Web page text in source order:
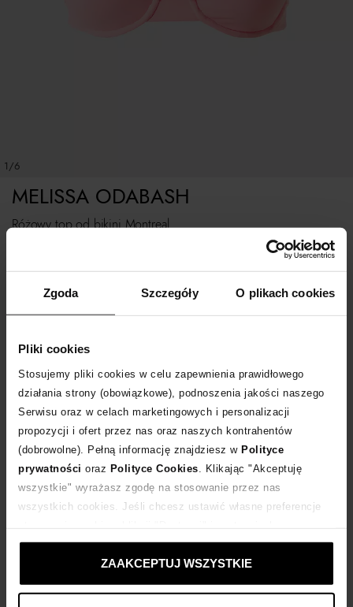
Zgoda Szczegóły O plikach cookies
Pliki cookies
Stosujemy pliki cookies w celu zapewnienia prawidłowego
działania strony (obowiązkowe), podnoszenia jakości naszego
Serwisu oraz w celach marketingowych i personalizacji
propozycji i ofert przez nas oraz naszych kontrahentów
(dobrowolne). Pełną informację znajdziesz w Polityce
prywatności oraz Polityce Cookies . Klikając "Akceptuję
wszystkie" wyrażasz zgodę na stosowanie przez nas
wszystkich cookies. Jeśli chcesz ustawić własne preferencje
ustawienia prywatności.
ZAAKCEPTUJ WSZYSTKIE
1/6
Różowy top od bikini Montreal
MELISSA ODABASH
Rozmiarówka standardowa.
Tabela rozmiarów
POWIADOM O DOSTAWIE
Dostawa od 0 zł
14 dni na zwrot towaru
Kup teraz, Zapłać później!